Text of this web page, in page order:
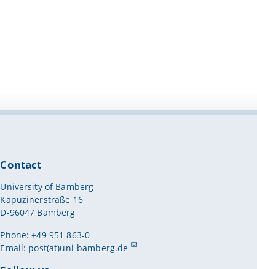
Contact
University of Bamberg
Kapuzinerstraße 16
D-96047 Bamberg
Phone: +49 951 863-0
Email: post(at)uni-bamberg.de